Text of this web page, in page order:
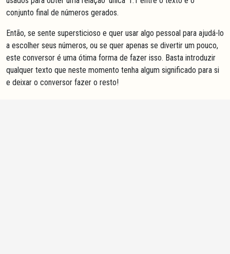
conjunto final de números gerados.
Então, se sente supersticioso e quer usar algo pessoal para ajudá-lo
a escolher seus números, ou se quer apenas se divertir um pouco,
este conversor é uma ótima forma de fazer isso. Basta introduzir
qualquer texto que neste momento tenha algum significado para si
e deixar o conversor fazer o resto!